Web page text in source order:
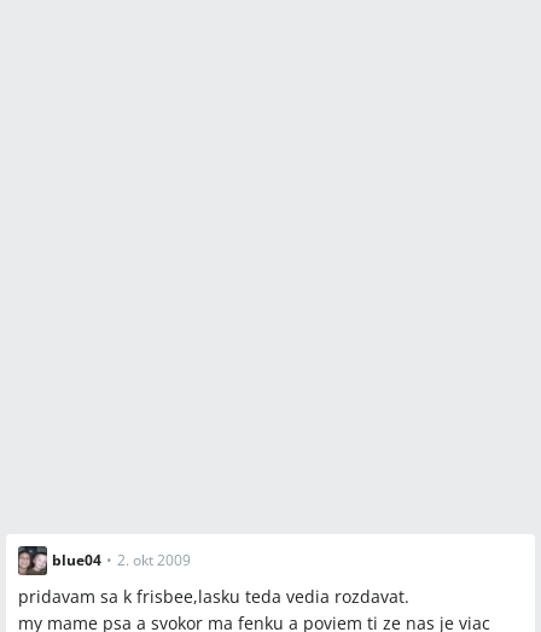
blue04 • 2. okt 2009
pridavam sa k frisbee,lasku teda vedia rozdavat.
my mame psa a svokor ma fenku a poviem ti ze nas je viac